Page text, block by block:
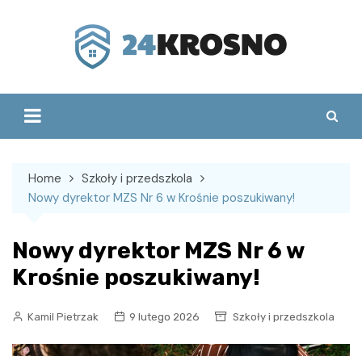
Home
Szkoły i przedszkola
Nowy dyrektor MZS Nr 6 w Krośnie poszukiwany!
Nowy dyrektor MZS Nr 6 w
Krośnie poszukiwany!
Kamil Pietrzak 9 lutego 2026 Szkoły i przedszkola